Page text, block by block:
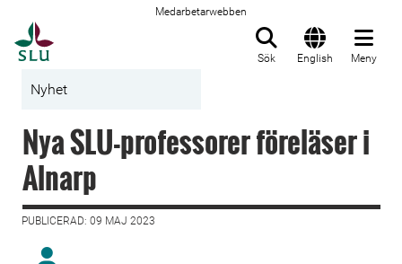
Medarbetarwebben
Sök English Meny
Nyhet
Nya SLU-professorer föreläser i
Alnarp
PUBLICERAD: 09 MAJ 2023